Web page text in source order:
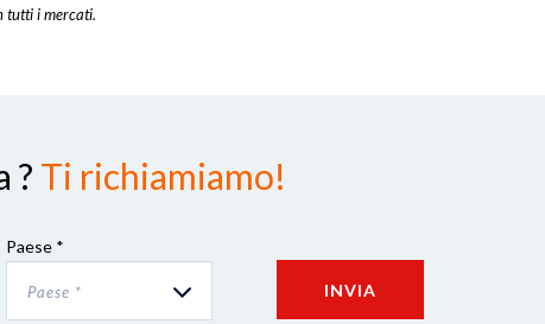
tutti i mercati.
? Ti richiamiamo!
Paese *
Paese * INVIA